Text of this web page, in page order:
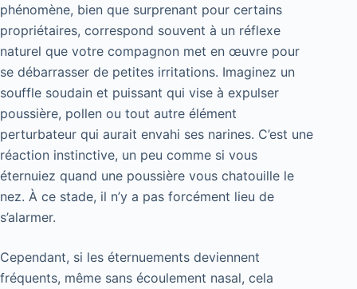
phénomène, bien que surprenant pour certains
propriétaires, correspond souvent à un réflexe
naturel que votre compagnon met en œuvre pour
se débarrasser de petites irritations. Imaginez un
souffle soudain et puissant qui vise à expulser
poussière, pollen ou tout autre élément
perturbateur qui aurait envahi ses narines. C’est une
réaction instinctive, un peu comme si vous
éternuiez quand une poussière vous chatouille le
nez. À ce stade, il n’y a pas forcément lieu de
s’alarmer.
Cependant, si les éternuements deviennent
fréquents, même sans écoulement nasal, cela